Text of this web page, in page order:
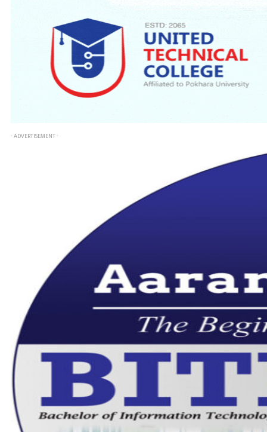
- ADVERTISEMENT -